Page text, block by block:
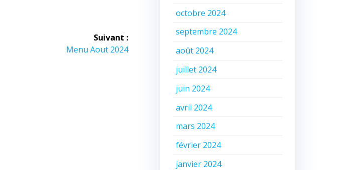
Suivant :
Article
Menu Aout 2024
octobre 2024
septembre 2024
août 2024
juillet 2024
juin 2024
avril 2024
mars 2024
février 2024
janvier 2024